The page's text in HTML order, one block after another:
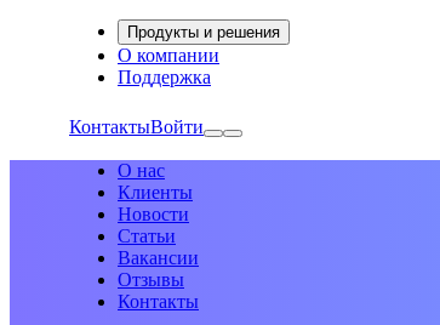
Продукты и решения
О компании
Поддержка
КонтактыВойти
О нас
Клиенты
Новости
Статьи
Вакансии
Отзывы
Контакты